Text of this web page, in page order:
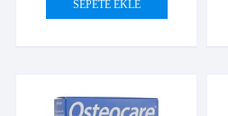
SEPETE EKLE